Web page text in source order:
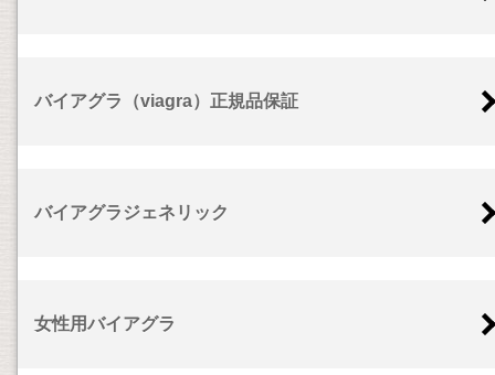
バイアグラ（viagra）正規品保証
バイアグラジェネリック
女性用バイアグラ